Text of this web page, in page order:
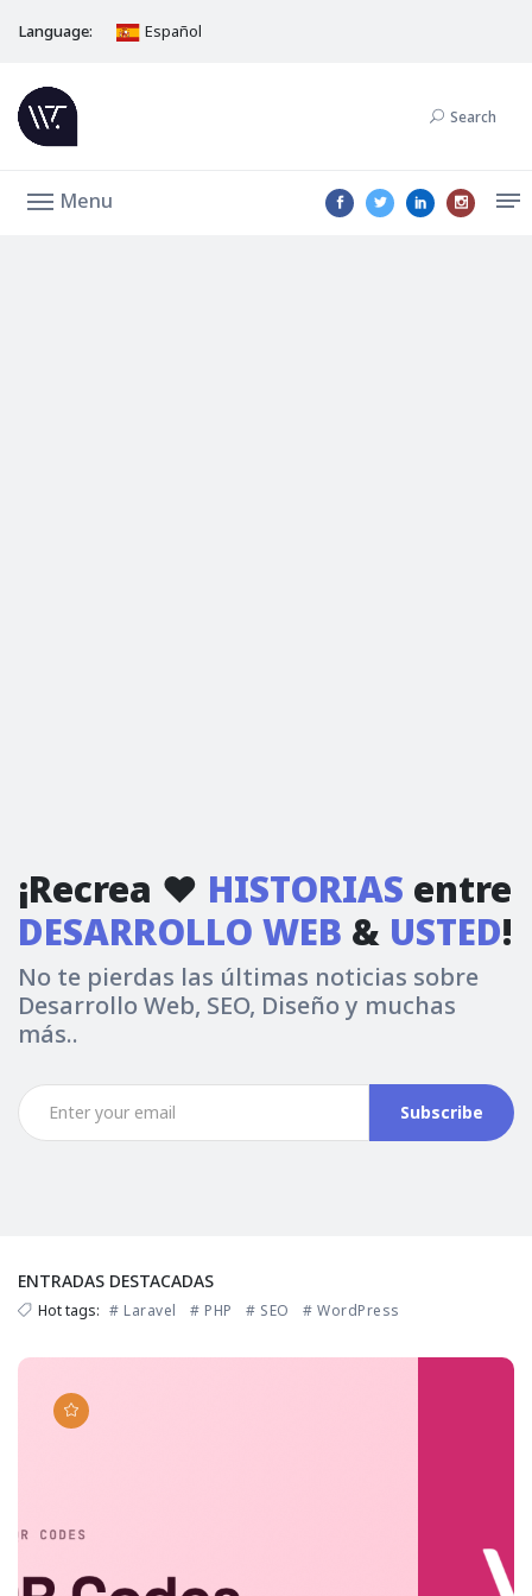
Language: Español
Search
Menu
¡Recrea ❤ HISTORIAS entre
DESARROLLO WEB & USTED!
No te pierdas las últimas noticias sobre
Desarrollo Web, SEO, Diseño y muchas
más..
Subscribe
ENTRADAS DESTACADAS
Hot tags: # Laravel # PHP # SEO # WordPress